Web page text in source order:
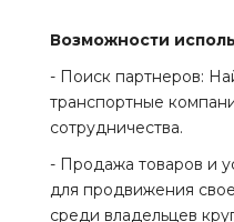
Возможности
- Поиск партнеров:
транспортные
сотрудничества.
- Продажа товаров и
для продвижения
среди владельцев